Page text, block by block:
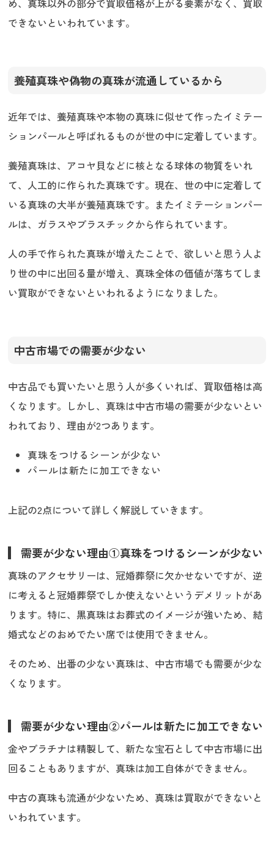
め、真珠以外の部分で買取価格が上がる要素がなく、買取
できないといわれています。
養殖真珠や偽物の真珠が流通しているから
近年では、養殖真珠や本物の真珠に似せて作ったイミテー
ションパールと呼ばれるものが世の中に定着しています。
養殖真珠は、アコヤ貝などに核となる球体の物質をいれ
て、人工的に作られた真珠です。現在、世の中に定着して
いる真珠の大半が養殖真珠です。またイミテーションパー
ルは、ガラスやプラスチックから作られています。
人の手で作られた真珠が増えたことで、欲しいと思う人よ
り世の中に出回る量が増え、真珠全体の価値が落ちてしま
い買取ができないといわれるようになりました。
中古市場での需要が少ない
中古品でも買いたいと思う人が多くいれば、買取価格は高
くなります。しかし、真珠は中古市場の需要が少ないとい
われており、理由が2つあります。
真珠をつけるシーンが少ない
パールは新たに加工できない
上記の2点について詳しく解説していきます。
需要が少ない理由①真珠をつけるシーンが少ない
真珠のアクセサリーは、冠婚葬祭に欠かせないですが、逆
に考えると冠婚葬祭でしか使えないというデメリットがあ
ります。特に、黒真珠はお葬式のイメージが強いため、結
婚式などのおめでたい席では使用できません。
そのため、出番の少ない真珠は、中古市場でも需要が少な
くなります。
需要が少ない理由②パールは新たに加工できない
金やプラチナは精製して、新たな宝石として中古市場に出
回ることもありますが、真珠は加工自体ができません。
中古の真珠も流通が少ないため、真珠は買取ができないと
いわれています。